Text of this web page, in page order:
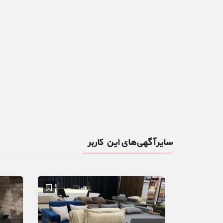
سایر آگهی‌های این کاربر